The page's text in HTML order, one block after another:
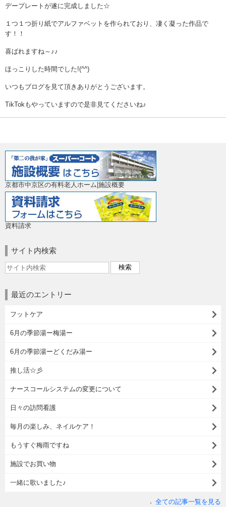
デープレートが遂に完成しました☆
１つ１つ折り紙でアルファベットを作られており、凄く凝った作品で
す！！
喜ばれますね～♪♪
ほっこりした時間でした!(^^)
いつもブログを見て頂きありがとうございます。
TikTokもやっていますので是非見てくださいね♪
京都市中京区の有料老人ホーム|施設概要
資料請求
サイト内検索
最近のエントリー
フットケア
6月の季節湯ー梅湯ー
6月の季節湯ーどくだみ湯ー
推し活☆彡
ナースコールシステムの変更について
日々の訪問看護
毎月の楽しみ、ネイルケア！
もうすぐ梅雨ですね
施設でお買い物
一緒に歌いました♪
全ての記事一覧を見る